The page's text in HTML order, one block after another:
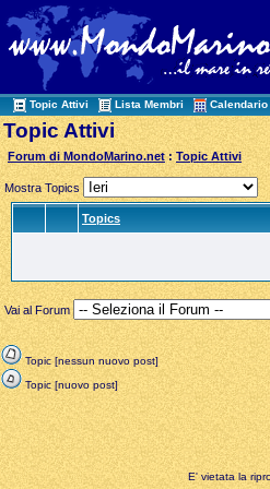
Topic Attivi Lista Membri Calendario
Topic Attivi
Forum di MondoMarino.net :Topic Attivi
Mostra Topics
Topics
Vai al Forum
Topic [nessun nuovo post]
Topic [nuovo post]
E' vietata la